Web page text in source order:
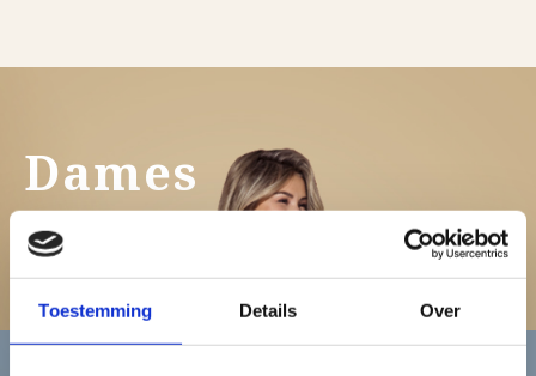
Toestemming Details Over
Dames
Bekijk de damescollectie